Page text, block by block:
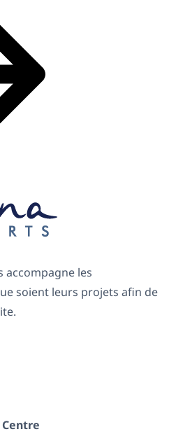
accompagne les
soient leurs projets afin de